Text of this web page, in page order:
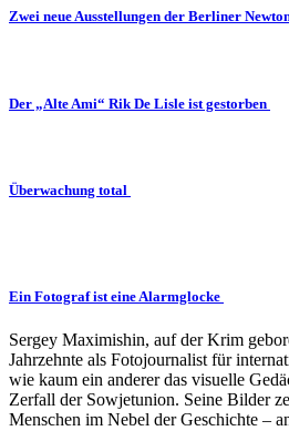
Zwei neue Ausstellungen der Berliner
Der „Alte Ami“ Rik De Lisle ist gestorben
Überwachung total
Ein Fotograf ist eine Alarmglocke
Sergey Maximishin, auf der Krim
Jahrzehnte als Fotojournalist für
wie kaum ein anderer das visuelle
Zerfall der Sowjetunion. Seine Bilder
Menschen im Nebel der Geschichte –